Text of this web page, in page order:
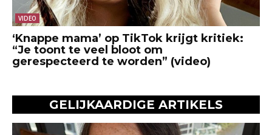
VIDEO
‘Knappe mama’ op TikTok krijgt kritiek:
“Je toont te veel bloot om
gerespecteerd te worden” (video)
GELIJKAARDIGE ARTIKELS